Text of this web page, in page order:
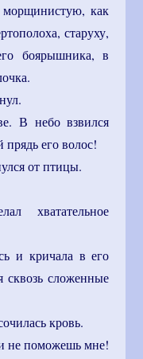
как
старуху,
боярышника, в
В небо взвился
его волос!
от птицы.
хватательное
и кричала в его
сквозь сложенные
кровь.
не поможешь мне!